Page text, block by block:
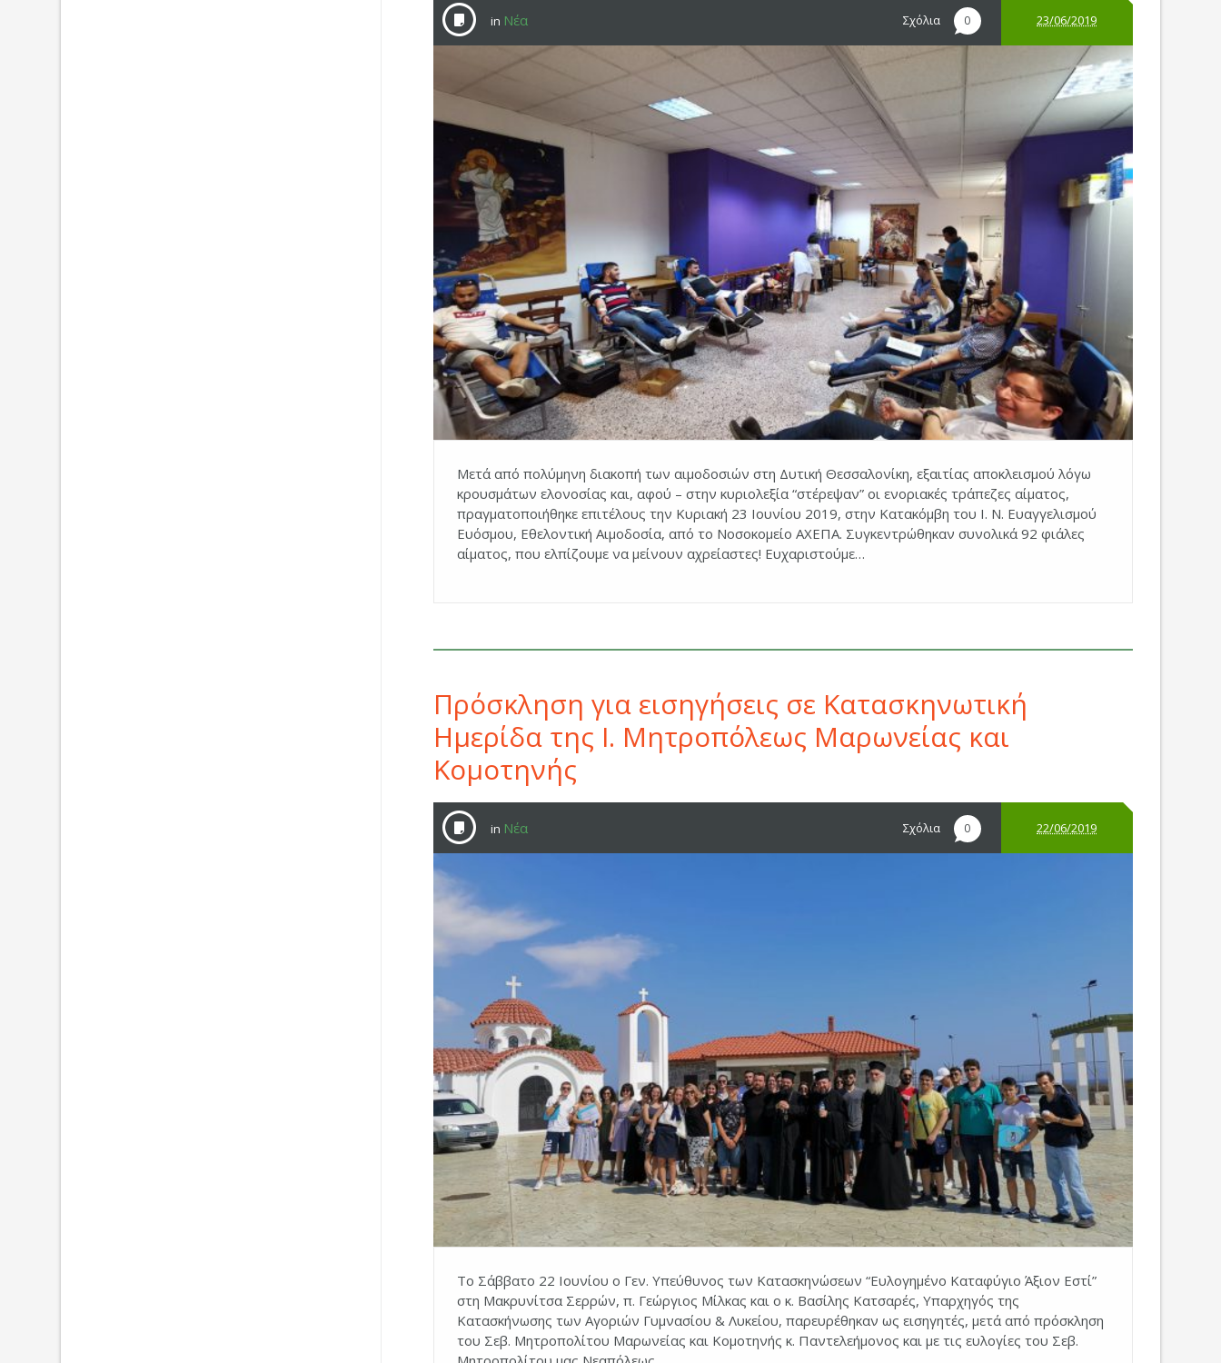
Σχόλια 0
in Νέα 23/06/2019
Μετά από πολύμηνη διακοπή των αιμοδοσιών στη Δυτική Θεσσαλονίκη, εξαιτίας αποκλεισμού λόγω
κρουσμάτων ελονοσίας και, αφού – στην κυριολεξία “στέρεψαν” οι ενοριακές τράπεζες αίματος,
πραγματοποιήθηκε επιτέλους την Κυριακή 23 Ιουνίου 2019, στην Κατακόμβη του Ι. Ν. Ευαγγελισμού
Ευόσμου, Εθελοντική Αιμοδοσία, από το Νοσοκομείο ΑΧΕΠΑ. Συγκεντρώθηκαν συνολικά 92 φιάλες
αίματος, που ελπίζουμε να μείνουν αχρείαστες! Ευχαριστούμε…
Πρόσκληση για εισηγήσεις σε Κατασκηνωτική
Ημερίδα της Ι. Μητροπόλεως Μαρωνείας και
Κομοτηνής
Σχόλια 0
in Νέα 22/06/2019
Το Σάββατο 22 Ιουνίου ο Γεν. Υπεύθυνος των Κατασκηνώσεων “Ευλογημένο Καταφύγιο Άξιον Εστί”
στη Μακρυνίτσα Σερρών, π. Γεώργιος Μίλκας και ο κ. Βασίλης Κατσαρές, Υπαρχηγός της
Κατασκήνωσης των Αγοριών Γυμνασίου & Λυκείου, παρευρέθηκαν ως εισηγητές, μετά από πρόσκληση
του Σεβ. Μητροπολίτου Μαρωνείας και Κομοτηνής κ. Παντελεήμονος και με τις ευλογίες του Σεβ.